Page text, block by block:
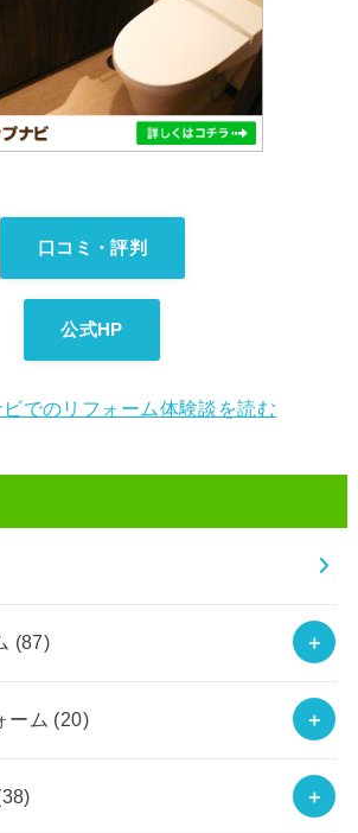
口コミ・評判
公式HP
ビでのリフォーム体験談を読む
(87)
ーム (20)